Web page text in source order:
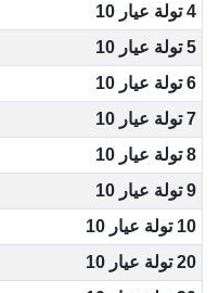
4 تولة عيار 10
5 تولة عيار 10
6 تولة عيار 10
7 تولة عيار 10
8 تولة عيار 10
9 تولة عيار 10
10 تولة عيار 10
20 تولة عيار 10